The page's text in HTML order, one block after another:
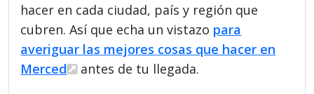
hacer en cada ciudad, país y región que
cubren. Así que echa un vistazo para
averiguar las mejores cosas que hacer en
Merced
antes de tu llegada.